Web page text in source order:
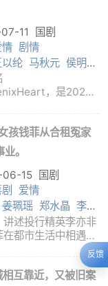
11
国剧
情 剧情
以纶 马秋元 侯明昊
，是2026
契约夫妻。萧无衣
”，身负弑君污名；
，看似财迷跳
孩钱菲从合租冤家
。
15 国剧
爱情
姜珮瑶 郑水晶 李乃
次
讲述投行精英李亦非
都市生活中相遇、
爱的故事。李亦非原
和体面生活，一次投
谷；钱菲刚经历失
互靠近，又被旧案
反馈